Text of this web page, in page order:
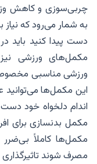
چربی‌سوزی و کاهش
به شمار می‌رود که نیاز
دست پیدا کنید باید
مکمل‌های ورزشی
ورزشی مناسبی
این مکمل‌ها
مکمل بدنسازی برای
مکمل‌ها کاملاً
مصرف شوند